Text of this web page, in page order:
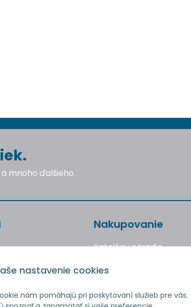
nastavenie cookies
nám pomáhajú pri poskytovaní služieb pre vás.
mnoho ďalšieho.
Nakupovanie
Katalógy náradia
Reklamácie a vrátenie
Ochrana osobných